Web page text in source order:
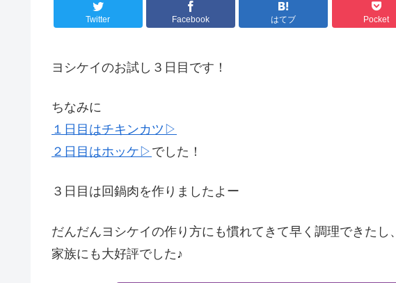
Twitter Facebook はてブ Pocket
ヨシケイのお試し３日目です！
ちなみに
１日目はチキンカツ▷
２日目はホッケ▷ でした！
３日目は回鍋肉を作りましたよー
だんだんヨシケイの作り方にも慣れてきて早く調理できたし、
家族にも大好評でした♪